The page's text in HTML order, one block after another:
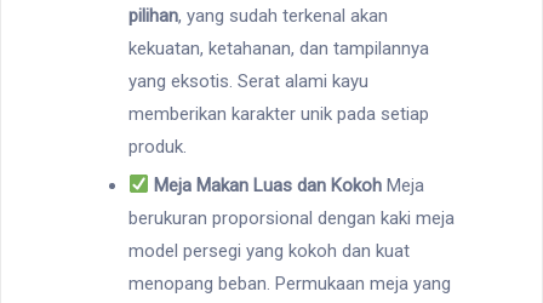
pilihan, yang sudah terkenal akan
kekuatan, ketahanan, dan tampilannya
yang eksotis. Serat alami kayu
memberikan karakter unik pada setiap
produk.
Meja Makan Luas dan Kokoh Meja
berukuran proporsional dengan kaki meja
model persegi yang kokoh dan kuat
menopang beban. Permukaan meja yang